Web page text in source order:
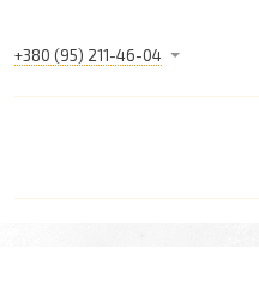
+380 (95) 211-46-04